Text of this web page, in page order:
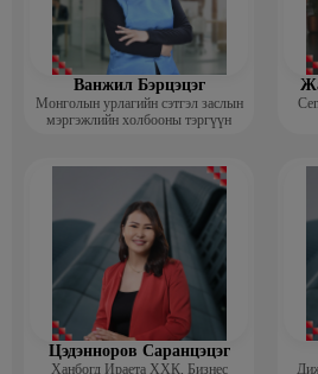
Ванжил Бэрцэцэг
Монголын урлагийн сэтгэл заслын
мэргэжлийн холбооны тэргүүн
Цэдэнноров Саранцэцэг
Ханбогд Ираета ХХК, Бизнес